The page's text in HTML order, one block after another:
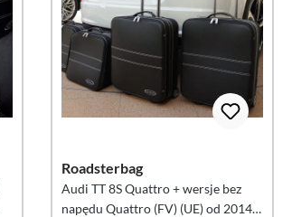
Roadsterbag
Audi TT 8S Quattro + wersje bez
napędu Quattro (FV) (UE) od 2014 r.